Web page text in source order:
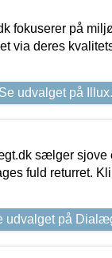
fokuserer på
via deres
Se udvalget på
sælger sjove
fuld returret.
udvalget på